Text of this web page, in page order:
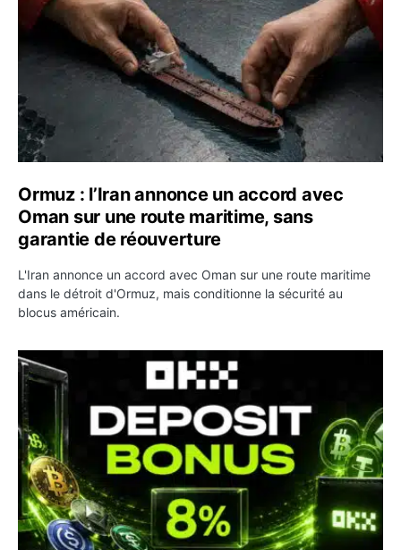
Ormuz : l’Iran annonce un accord avec
Oman sur une route maritime, sans
garantie de réouverture
L'Iran annonce un accord avec Oman sur une route maritime
dans le détroit d'Ormuz, mais conditionne la sécurité au
blocus américain.
OKX relance une campagne Deposit Bonus : jusqu’à 5